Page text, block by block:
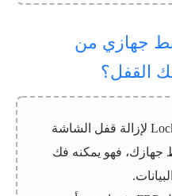
جهازي من
القفل؟
استخدام LockWiper (Android) لإزالة قفل الشاشة
فهو يمكنه فك